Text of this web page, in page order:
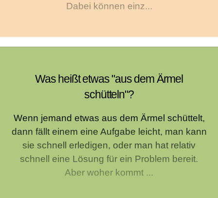
Dabei können einz...
Was heißt etwas "aus dem Ärmel
schütteln"?
Wenn jemand etwas aus dem Ärmel schüttelt,
dann fällt einem eine Aufgabe leicht, man kann
sie schnell erledigen, oder man hat relativ
schnell eine Lösung für ein Problem bereit.
Aber woher kommt ...